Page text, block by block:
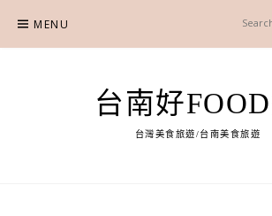
content
MENU
台南好
台灣美食旅遊/台南美食旅遊